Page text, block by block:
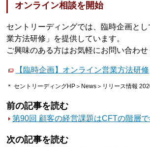
オンライン相談を開始
セントリーディングでは、臨時企画と
業方法研修」を提供しています。
ご興味のある方はお気軽にお問い合わせ
【臨時企画】オンライン営業方法研修
＊ セントリーディングHP＞News＞リリース情報
前の記事を読む
第90回 顧客の経営課題はCFTの階層で
次の記事を読む